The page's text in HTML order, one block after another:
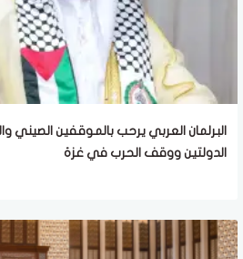
البرلمان العربي يرحب بالموقفين الصيني
الدولتين ووقف الحرب في غزة